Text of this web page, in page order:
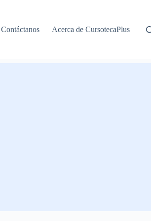
Contáctanos Acerca de CursotecaPlus